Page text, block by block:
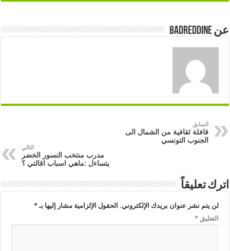
عن badreddine
السابق
قافلة ثقافية من الشمال الى
الجنوب التونسي
التالي
مدرب منتخب النسور الخضر
يتساءل :ماهي اسباب اقالتي ؟
اترك تعليقاً
لن يتم نشر عنوان بريدك الإلكتروني. الحقول الإلزامية مشار إليها بـ*
التعليق*